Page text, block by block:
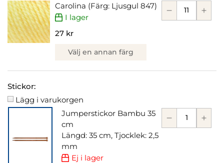
Carolina (Färg: Ljusgul 847)
I lager
27 kr
Välj en annan färg
Stickor:
Lägg i varukorgen
Jumperstickor Bambu 35
cm
Längd: 35 cm, Tjocklek: 2,5
mm
Ej i lager